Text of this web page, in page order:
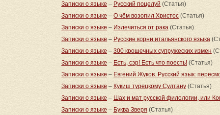
Записки о языке – Русский поцелуй (Статья)
Записки о языке – О чём возопил Христос (Статья)
Записки о языке – Излечиться от рака (Статья)
Записки о языке – Русские корни итальянского языка
Записки о языке – 300 крошечных супружеских измен
Записки о языке – Есть, сэр! Есть что поесть! (Статья)
Записки о языке – Евгений Жуков. Русский язык:
Записки о языке – Кукиш турецкому Султану (Статья)
Записки о языке – Шах и мат русской филологии, или
Записки о языке – Буква Зверя (Статья)